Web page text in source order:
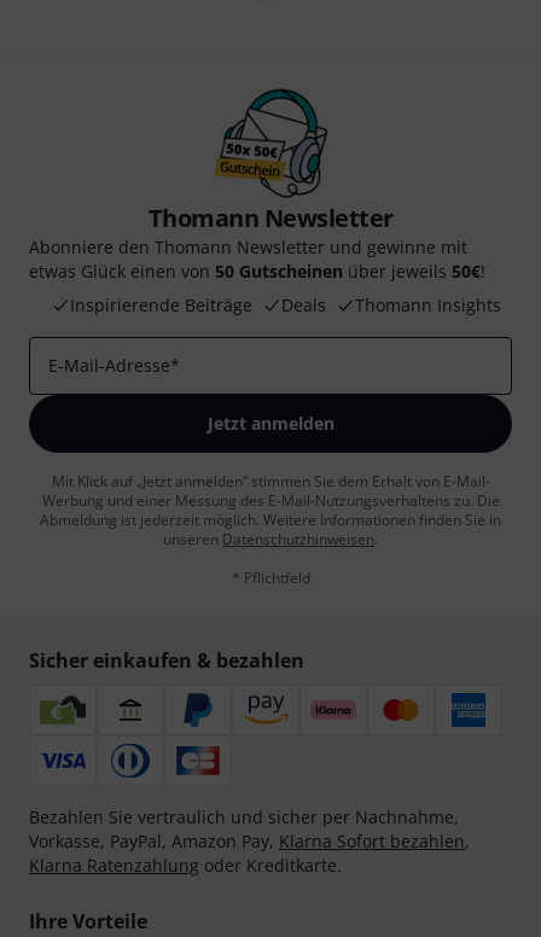
Thomann Newsletter
Abonniere den Thomann Newsletter und gewinne mit
etwas Glück einen von 50 Gutscheinen über jeweils 50€!
Inspirierende Beiträge
Deals Thomann Insights
E-Mail-Adresse*
Jetzt anmelden
Mit Klick auf „Jetzt anmelden“ stimmen Sie dem Erhalt von E-Mail-
Werbung und einer Messung des E-Mail-Nutzungsverhaltens zu. Die
Abmeldung ist jederzeit möglich. Weitere Informationen finden Sie in
unseren Datenschutzhinweisen.
* Pflichtfeld
Sicher einkaufen & bezahlen
Bezahlen Sie vertraulich und sicher per Nachnahme,
Vorkasse, PayPal, Amazon Pay, Klarna Sofort bezahlen,
Klarna Ratenzahlung oder Kreditkarte.
Ihre Vorteile